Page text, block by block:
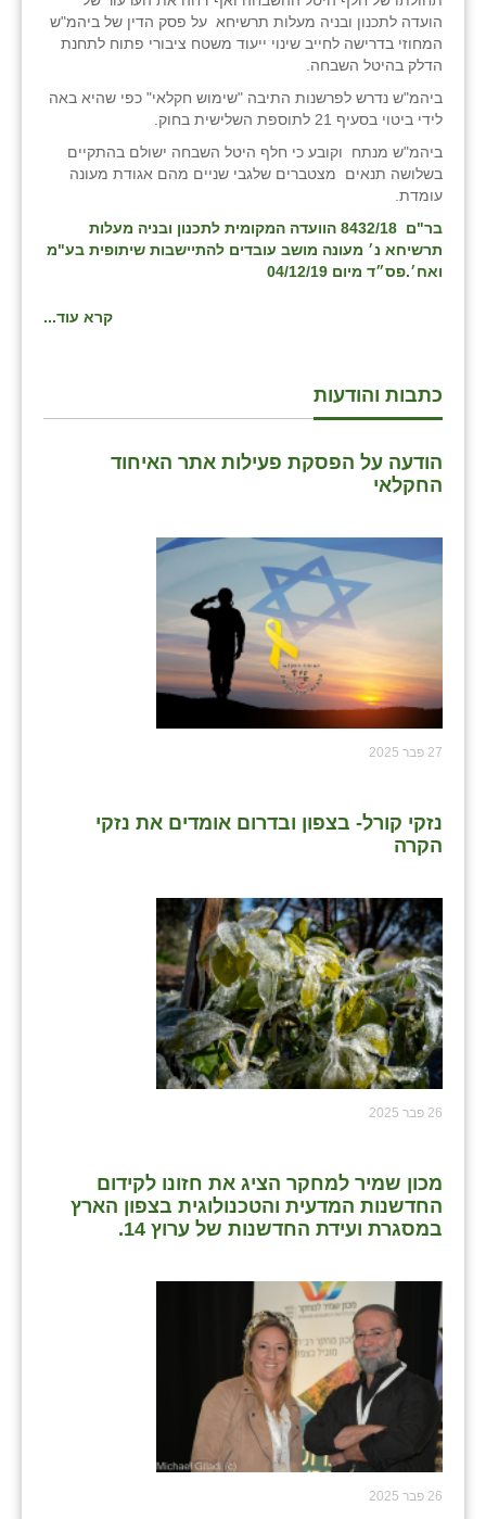
הועדה לתכנון ובניה מעלות תרשיחא על פסק הדין של ביהמ"ש
המחוזי בדרישה לחייב שינוי ייעוד משטח ציבורי פתוח לתחנת
הדלק בהיטל השבחה.
ביהמ"ש נדרש לפרשנות התיבה "שימוש חקלאי" כפי שהיא באה
לידי ביטוי בסעיף 21 לתוספת השלישית בחוק.
ביהמ"ש מנתח וקובע כי חלף היטל השבחה ישולם בהתקיים
בשלושה תנאים מצטברים שלגבי שניים מהם אגודת מעונה
עומדת.
בר"ם 8432/18 הוועדה המקומית לתכנון ובניה מעלות
תרשיחא נ׳ מעונה מושב עובדים להתיישבות שיתופית בע"מ
ואח׳.פס״ד מיום 04/12/19
קרא עוד...
כתבות והודעות
הודעה על הפסקת פעילות אתר האיחוד
החקלאי
27 פבר 2025
נזקי קורל- בצפון ובדרום אומדים את נזקי
הקרה
26 פבר 2025
מכון שמיר למחקר הציג את חזונו לקידום
החדשנות המדעית והטכנולוגית בצפון הארץ
במסגרת ועידת החדשנות של ערוץ 14.
26 פבר 2025
נהריה (אג״ש)
עין תמר
עמרים
רימונים
רמת הדר
שדה ורבורג
שכניה